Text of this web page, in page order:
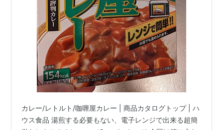
カレー/レトルト/咖喱屋カレー | 商品カタログトップ | ハ
ウス食品 湯煎する必要もない、電子レンジで出来る超簡